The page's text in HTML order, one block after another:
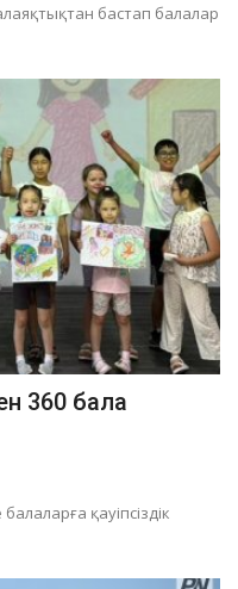
бастап балалар
360 бала
қауіпсіздік